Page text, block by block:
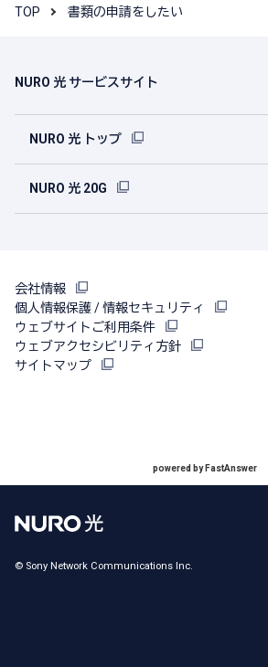
TOP 書類の申請をしたい
NURO 光 サービスサイト
NURO 光 トップ
NURO 光 20G
会社情報
個人情報保護 / 情報セキュリティ
ウェブサイトご利用条件
ウェブアクセシビリティ方針
サイトマップ
powered by FastAnswer
© Sony Network Communications Inc.